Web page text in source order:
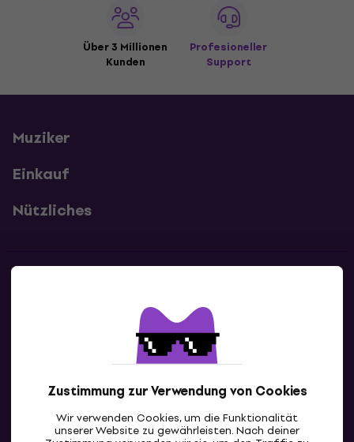
Zustimmung zur Verwendung von Cookies
Wir verwenden Cookies, um die Funktionalität
unserer Website zu gewährleisten. Nach deiner
Über 3 Millionen
Kunden
Profesioneller
Support
Muziker
Einkauf
Nützliches
Kontaktiere uns